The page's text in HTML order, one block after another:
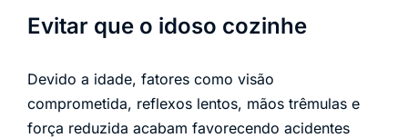
Evitar que o idoso cozinhe
Devido a idade, fatores como visão
comprometida, reflexos lentos, mãos trêmulas e
força reduzida acabam favorecendo acidentes